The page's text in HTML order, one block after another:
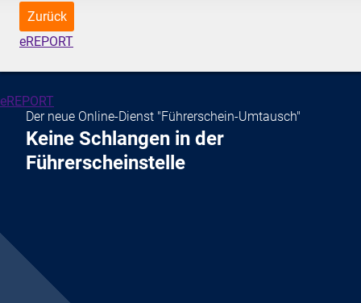
Zurück
eREPORT
eREPORT
Der neue Online-Dienst "Führerschein-Umtausch"
Keine Schlangen in der
Führerscheinstelle